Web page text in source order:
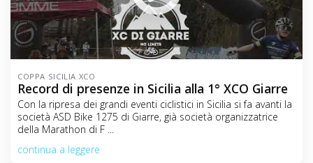
COPPA SICILIA XCO
Record di presenze in Sicilia alla 1° XCO Giarre
Con la ripresa dei grandi eventi ciclistici in Sicilia si fa avanti la
società ASD Bike 1275 di Giarre, già società organizzatrice
della Marathon di F ...
continua a leggere